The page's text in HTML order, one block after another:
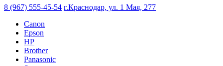
8 (967) 555-45-54 г.Краснодар, ул. 1 Мая, 277
Canon
Epson
HP
Brother
Panasonic